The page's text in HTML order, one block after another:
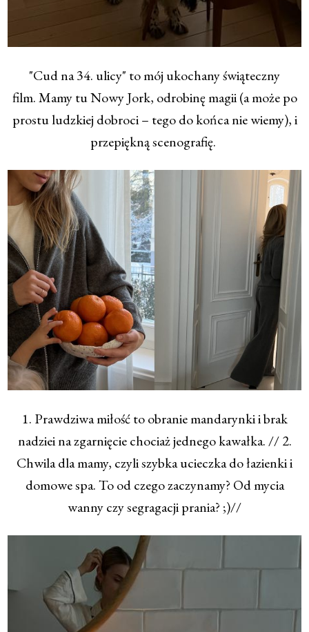
"Cud na 34. ulicy" to mój ukochany świąteczny
film. Mamy tu Nowy Jork, odrobinę magii (a może po
prostu ludzkiej dobroci – tego do końca nie wiemy), i
przepiękną scenografię.
1. Prawdziwa miłość to obranie mandarynki i brak
nadziei na zgarnięcie chociaż jednego kawałka. // 2.
Chwila dla mamy, czyli szybka ucieczka do łazienki i
domowe spa. To od czego zaczynamy? Od mycia
wanny czy segragacji prania? ;)//